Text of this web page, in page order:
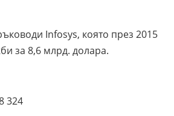
Infosys, която през 2015
за 8,6 млрд. долара.
324